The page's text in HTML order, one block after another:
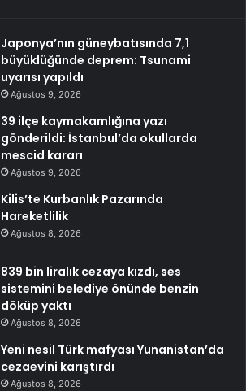
Japonya’nın güneybatısında 7,1
büyüklüğünde deprem: Tsunami
uyarısı yapıldı
Ağustos 9, 2026
39 ilçe kaymakamlığına yazı
gönderildi: İstanbul’da okullarda
mescid kararı
Ağustos 9, 2026
Kilis’te Kurbanlık Pazarında
Hareketlilik
Ağustos 8, 2026
839 bin liralık cezaya kızdı, ses
sistemini belediye önünde benzin
döküp yaktı
Ağustos 8, 2026
Yeni nesil Türk mafyası Yunanistan’da
cezaevini karıştırdı
Ağustos 8, 2026